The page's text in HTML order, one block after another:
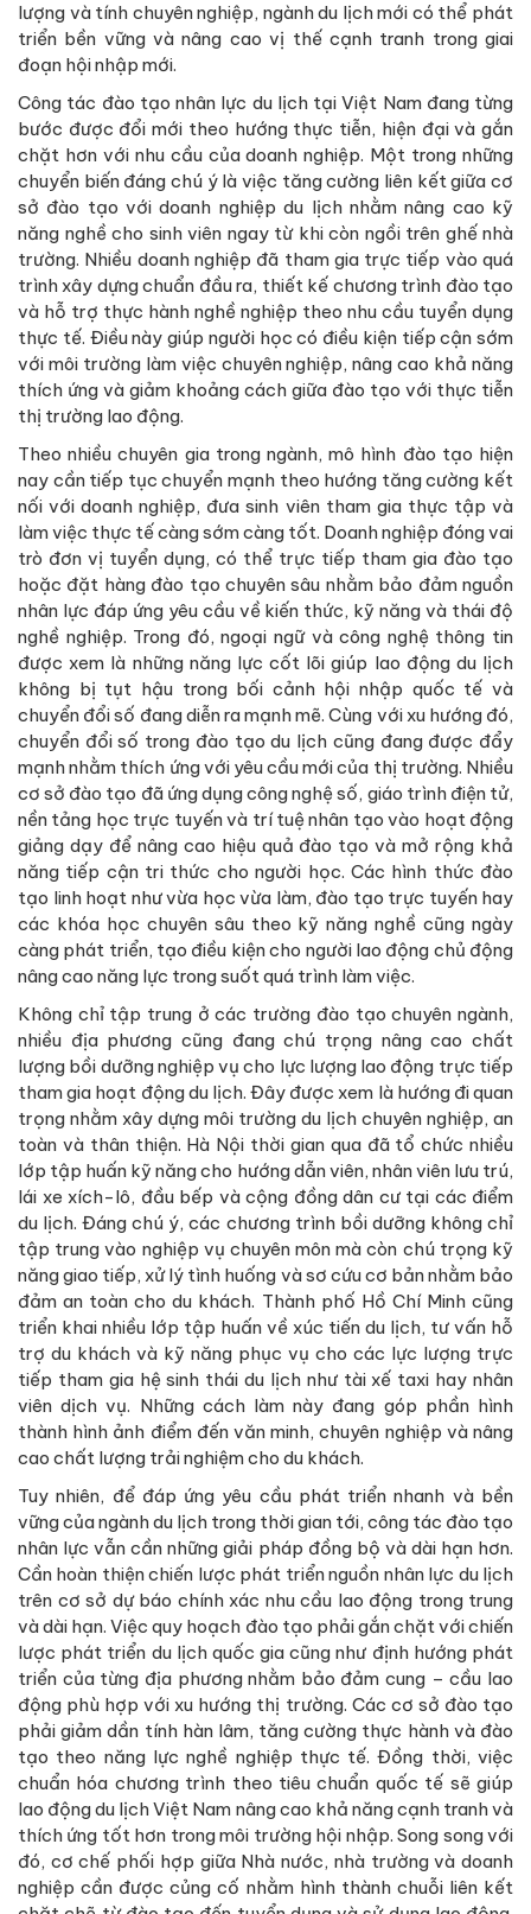
lượng và tính chuyên nghiệp, ngành du lịch mới có thể phát
triển bền vững và nâng cao vị thế cạnh tranh trong giai
đoạn hội nhập mới.
Công tác đào tạo nhân lực du lịch tại Việt Nam đang từng
bước được đổi mới theo hướng thực tiễn, hiện đại và gắn
chặt hơn với nhu cầu của doanh nghiệp. Một trong những
chuyển biến đáng chú ý là việc tăng cường liên kết giữa cơ
sở đào tạo với doanh nghiệp du lịch nhằm nâng cao kỹ
năng nghề cho sinh viên ngay từ khi còn ngồi trên ghế nhà
trường. Nhiều doanh nghiệp đã tham gia trực tiếp vào quá
trình xây dựng chuẩn đầu ra, thiết kế chương trình đào tạo
và hỗ trợ thực hành nghề nghiệp theo nhu cầu tuyển dụng
thực tế. Điều này giúp người học có điều kiện tiếp cận sớm
với môi trường làm việc chuyên nghiệp, nâng cao khả năng
thích ứng và giảm khoảng cách giữa đào tạo với thực tiễn
thị trường lao động.
Theo nhiều chuyên gia trong ngành, mô hình đào tạo hiện
nay cần tiếp tục chuyển mạnh theo hướng tăng cường kết
nối với doanh nghiệp, đưa sinh viên tham gia thực tập và
làm việc thực tế càng sớm càng tốt. Doanh nghiệp đóng vai
trò đơn vị tuyển dụng, có thể trực tiếp tham gia đào tạo
hoặc đặt hàng đào tạo chuyên sâu nhằm bảo đảm nguồn
nhân lực đáp ứng yêu cầu về kiến thức, kỹ năng và thái độ
nghề nghiệp. Trong đó, ngoại ngữ và công nghệ thông tin
được xem là những năng lực cốt lõi giúp lao động du lịch
không bị tụt hậu trong bối cảnh hội nhập quốc tế và
chuyển đổi số đang diễn ra mạnh mẽ. Cùng với xu hướng đó,
chuyển đổi số trong đào tạo du lịch cũng đang được đẩy
mạnh nhằm thích ứng với yêu cầu mới của thị trường. Nhiều
cơ sở đào tạo đã ứng dụng công nghệ số, giáo trình điện tử,
nền tảng học trực tuyến và trí tuệ nhân tạo vào hoạt động
giảng dạy để nâng cao hiệu quả đào tạo và mở rộng khả
năng tiếp cận tri thức cho người học. Các hình thức đào
tạo linh hoạt như vừa học vừa làm, đào tạo trực tuyến hay
các khóa học chuyên sâu theo kỹ năng nghề cũng ngày
càng phát triển, tạo điều kiện cho người lao động chủ động
nâng cao năng lực trong suốt quá trình làm việc.
Không chỉ tập trung ở các trường đào tạo chuyên ngành,
nhiều địa phương cũng đang chú trọng nâng cao chất
lượng bồi dưỡng nghiệp vụ cho lực lượng lao động trực tiếp
tham gia hoạt động du lịch. Đây được xem là hướng đi quan
trọng nhằm xây dựng môi trường du lịch chuyên nghiệp, an
toàn và thân thiện. Hà Nội thời gian qua đã tổ chức nhiều
lớp tập huấn kỹ năng cho hướng dẫn viên, nhân viên lưu trú,
lái xe xích-lô, đầu bếp và cộng đồng dân cư tại các điểm
du lịch. Đáng chú ý, các chương trình bồi dưỡng không chỉ
tập trung vào nghiệp vụ chuyên môn mà còn chú trọng kỹ
năng giao tiếp, xử lý tình huống và sơ cứu cơ bản nhằm bảo
đảm an toàn cho du khách. Thành phố Hồ Chí Minh cũng
triển khai nhiều lớp tập huấn về xúc tiến du lịch, tư vấn hỗ
trợ du khách và kỹ năng phục vụ cho các lực lượng trực
tiếp tham gia hệ sinh thái du lịch như tài xế taxi hay nhân
viên dịch vụ. Những cách làm này đang góp phần hình
thành hình ảnh điểm đến văn minh, chuyên nghiệp và nâng
cao chất lượng trải nghiệm cho du khách.
Tuy nhiên, để đáp ứng yêu cầu phát triển nhanh và bền
vững của ngành du lịch trong thời gian tới, công tác đào tạo
nhân lực vẫn cần những giải pháp đồng bộ và dài hạn hơn.
Cần hoàn thiện chiến lược phát triển nguồn nhân lực du lịch
trên cơ sở dự báo chính xác nhu cầu lao động trong trung
và dài hạn. Việc quy hoạch đào tạo phải gắn chặt với chiến
lược phát triển du lịch quốc gia cũng như định hướng phát
triển của từng địa phương nhằm bảo đảm cung – cầu lao
động phù hợp với xu hướng thị trường. Các cơ sở đào tạo
phải giảm dần tính hàn lâm, tăng cường thực hành và đào
tạo theo năng lực nghề nghiệp thực tế. Đồng thời, việc
chuẩn hóa chương trình theo tiêu chuẩn quốc tế sẽ giúp
lao động du lịch Việt Nam nâng cao khả năng cạnh tranh và
thích ứng tốt hơn trong môi trường hội nhập. Song song với
đó, cơ chế phối hợp giữa Nhà nước, nhà trường và doanh
nghiệp cần được củng cố nhằm hình thành chuỗi liên kết